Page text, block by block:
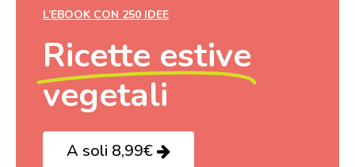
L’EBOOK CON 250 IDEE
Ricette estive
vegetali
A soli 8,99€